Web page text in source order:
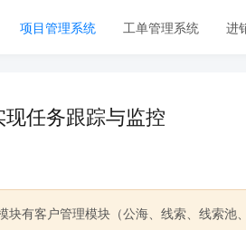
项目管理系统 工单管理系统 进
任务跟踪与监控
有客户管理模块（公海、线索、线索池